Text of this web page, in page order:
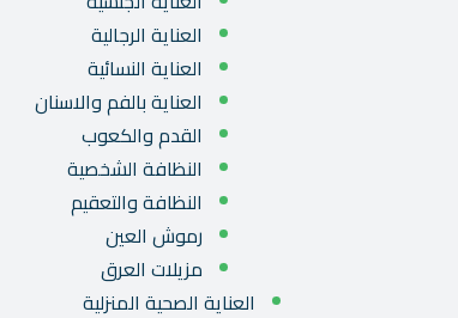
العناية الرجالية
العناية النسائية
العناية بالفم والاسنان
القدم والكعوب
النظافة الشخصية
النظافة والتعقيم
رموش العين
مزيلات العرق
العناية الصحية المنزلية